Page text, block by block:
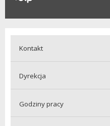
Kontakt
Dyrekcja
Godziny pracy